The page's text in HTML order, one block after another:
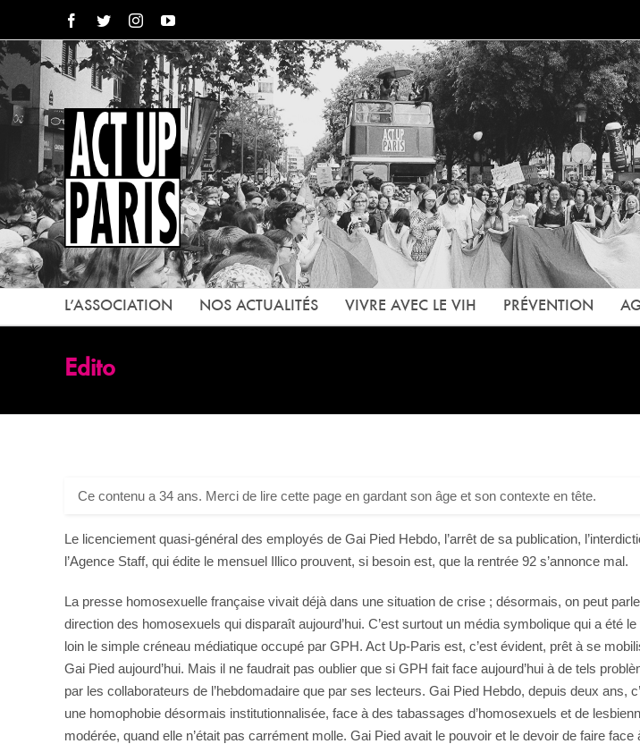
contenu
Facebook
TwitterInstagramYouTube
L’ASSOCIATION NOS ACTUALITÉS VIVRE AVEC LE VIH PRÉVENTION
Edito
Ce contenu a 34 ans. Merci de lire cette page en gardant son âge et son contexte en tête.
Le licenciement quasi-général des employés de Gai Pied Hebdo, l’arrêt de sa publication,
l’Agence Staff, qui édite le mensuel Illico prouvent, si besoin est, que la rentrée 92 s’annonce mal.
La presse homosexuelle française vivait déjà dans une situation de crise ; désormais, on peut
direction des homosexuels qui disparaît aujourd’hui. C’est surtout un média symbolique qui a
loin le simple créneau médiatique occupé par GPH. Act Up-Paris est, c’est évident, prêt à se
Gai Pied aujourd’hui. Mais il ne faudrait pas oublier que si GPH fait face aujourd’hui à de tels
par les collaborateurs de l’hebdomadaire que par ses lecteurs. Gai Pied Hebdo, depuis deux ans,
une homophobie désormais institutionnalisée, face à des tabassages d’homosexuels et de
modérée, quand elle n’était pas carrément molle. Gai Pied avait le pouvoir et le devoir de faire